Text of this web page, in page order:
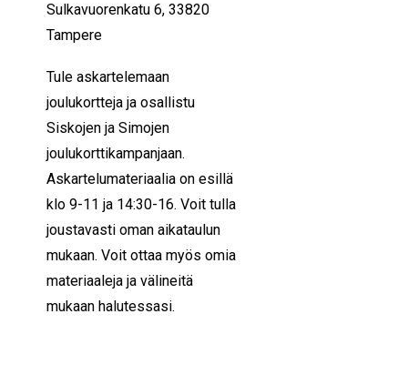
Sulkavuorenkatu 6, 33820
Tampere
Tule askartelemaan
joulukortteja ja osallistu
Siskojen ja Simojen
joulukorttikampanjaan.
Askartelumateriaalia on esillä
klo 9-11 ja 14:30-16. Voit tulla
joustavasti oman aikataulun
mukaan. Voit ottaa myös omia
materiaaleja ja välineitä
mukaan halutessasi.